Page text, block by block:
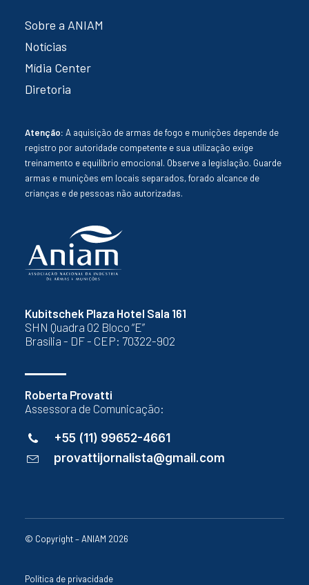
Kubitschek Plaza Hotel Sala 161
SHN Quadra 02 Bloco “E”
Brasília - DF - CEP: 70322-902
Roberta Provatti
Assessora de Comunicação:
+55 (11) 99652-4661
provattijornalista@gmail.com
Sobre a ANIAM
Notícias
Mídia Center
Diretoria
Atenção: A aquisição de armas de fogo e munições depende de
registro por autoridade competente e sua utilização exige
treinamento e equilíbrio emocional. Observe a legislação. Guarde
armas e munições em locais separados, forado alcance de
crianças e de pessoas não autorizadas.
© Copyright – ANIAM 2026
Política de privacidade